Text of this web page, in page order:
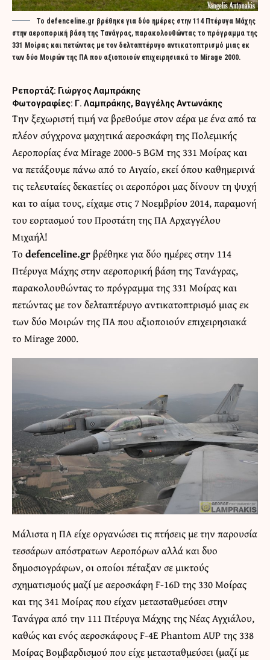
Το defenceline.gr βρέθηκε για δύο ημέρες στην 114 Πτέρυγα Μάχης
στην αεροπορική βάση της Τανάγρας, παρακολουθώντας το πρόγραμμα της
331 Μοίρας και πετώντας με τον δελταπτέρυγο αντικατοπτρισμό μιας εκ
των δύο Μοιρών της ΠΑ που αξιοποιούν επιχειρησιακά το Mirage 2000.
Ρεπορτάζ: Γιώργος Λαμπράκης
Φωτογραφίες: Γ. Λαμπράκης, Βαγγέλης Αντωνάκης
Την ξεχωριστή τιμή να βρεθούμε στον αέρα με ένα από τα
πλέον σύγχρονα μαχητικά αεροσκάφη της Πολεμικής
Αεροπορίας ένα Mirage 2000-5 BGM της 331 Μοίρας και
να πετάξουμε πάνω από το Αιγαίο, εκεί όπου καθημερινά
τις τελευταίες δεκαετίες οι αεροπόροι μας δίνουν τη ψυχή
και το αίμα τους, είχαμε στις 7 Νοεμβρίου 2014, παραμονή
του εορτασμού του Προστάτη της ΠΑ Αρχαγγέλου
Μιχαήλ!
Το defenceline.gr βρέθηκε για δύο ημέρες στην 114
Πτέρυγα Μάχης στην αεροπορική βάση της Τανάγρας,
παρακολουθώντας το πρόγραμμα της 331 Μοίρας και
πετώντας με τον δελταπτέρυγο αντικατοπτρισμό μιας εκ
των δύο Μοιρών της ΠΑ που αξιοποιούν επιχειρησιακά
το Mirage 2000.
Μάλιστα η ΠΑ είχε οργανώσει τις πτήσεις με την παρουσία
τεσσάρων απόστρατων Αεροπόρων αλλά και δυο
δημοσιογράφων, οι οποίοι πέταξαν σε μικτούς
σχηματισμούς μαζί με αεροσκάφη F-16D της 330 Μοίρας
και της 341 Μοίρας που είχαν μετασταθμεύσει στην
Τανάγρα από την 111 Πτέρυγα Μάχης της Νέας Αγχιάλου,
καθώς και ενός αεροσκάφους F-4E Phantom AUP της 338
Μοίρας Βομβαρδισμού που είχε μετασταθμεύσει (μαζί με